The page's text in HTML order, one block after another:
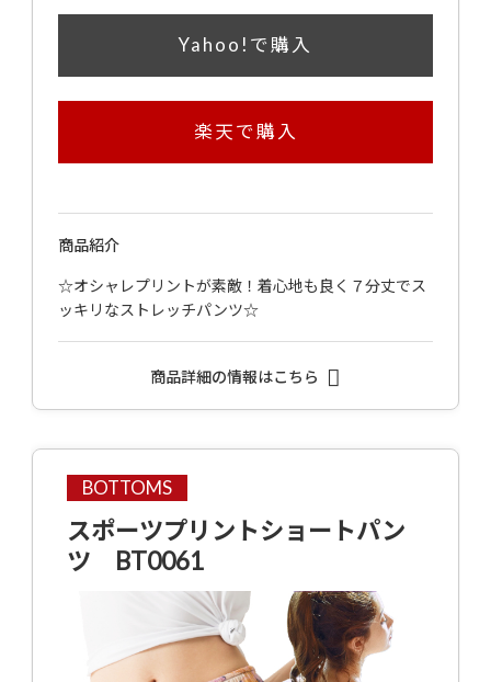
Yahoo!で購入
楽天で購入
商品紹介
☆オシャレプリントが素敵！着心地も良く７分丈でス
ッキリなストレッチパンツ☆
商品詳細の情報はこちら
BOTTOMS
スポーツプリントショートパン
ツ BT0061